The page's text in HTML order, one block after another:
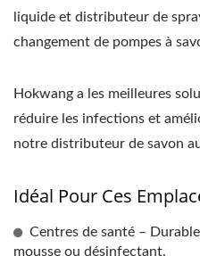
liquide et distributeur de
changement de pompes à
Hokwang a les meilleures
réduire les infections et
notre distributeur de savon
Idéal Pour Ces
Centres de santé –
mousse ou désinfectant.